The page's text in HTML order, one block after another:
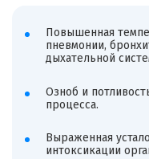
Повышенная
пневмонии,
дыхательной
Озноб и
процесса.
Выраженная
интоксикации